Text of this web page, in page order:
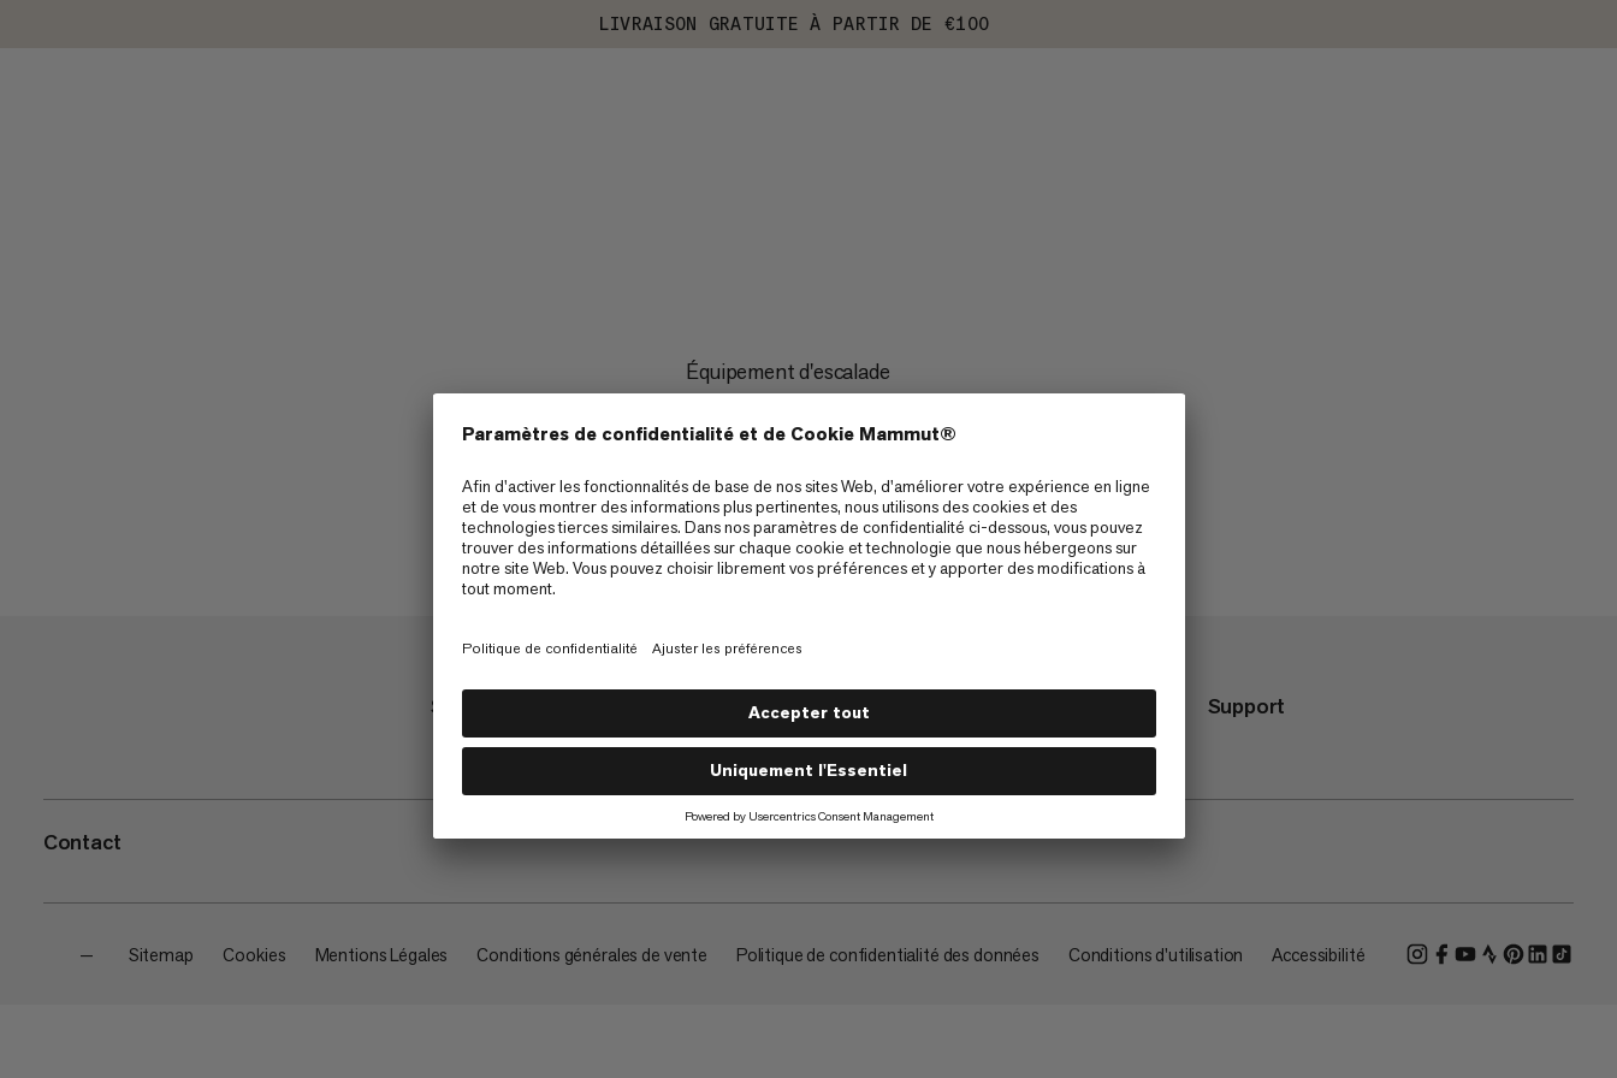
LIVRAISON GRATUITE À PARTIR DE €100
Équipement d'escalade
Shop À propos Support
Contact
— Sitemap Cookies Mentions Légales Conditions générales de vente Politique de confidentialité des données Conditions d'utilisation Accessibilité